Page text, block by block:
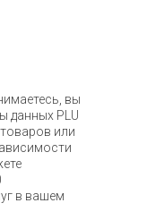
вы
данных PLU
или
в вашем